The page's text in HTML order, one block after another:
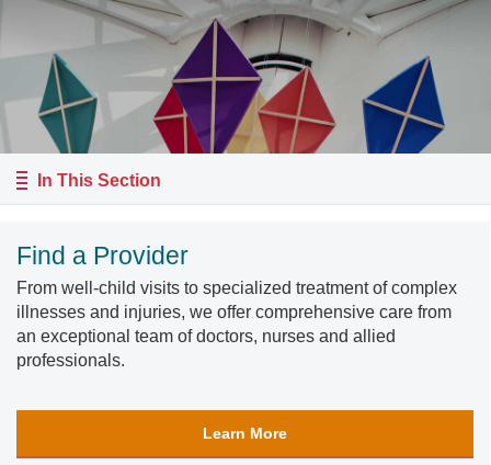
In This Section
Find a Provider
From well-child visits to specialized treatment of complex
illnesses and injuries, we offer comprehensive care from
an exceptional team of doctors, nurses and allied
professionals.
Learn More